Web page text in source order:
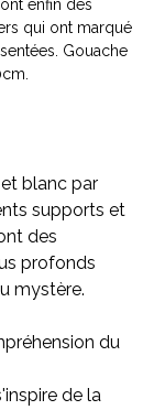
enfin des
qui ont marqué
Gouache
blanc par
supports et
des
profonds
mystère.
du
de la